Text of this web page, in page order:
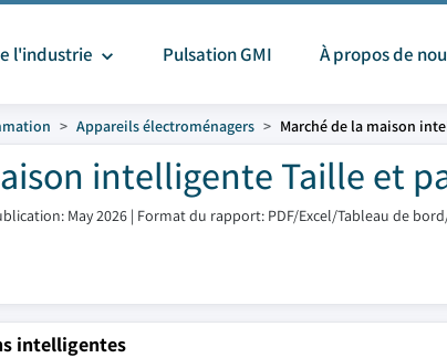
l'industrie Pulsation GMI À propos de
Appareils électroménagers Marché de la maison
intelligente Taille et
May 2026 | Format du rapport: PDF/Excel/Tableau de
intelligentes